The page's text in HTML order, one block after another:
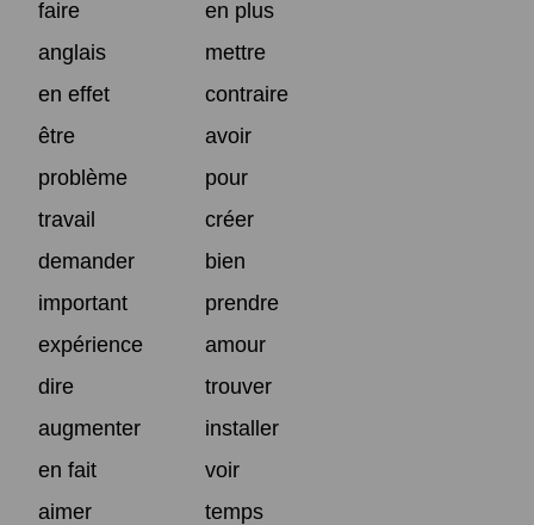
faire
en plus
anglais
mettre
en effet
contraire
être
avoir
problème
pour
travail
créer
demander
bien
important
prendre
expérience
amour
dire
trouver
augmenter
installer
en fait
voir
aimer
temps